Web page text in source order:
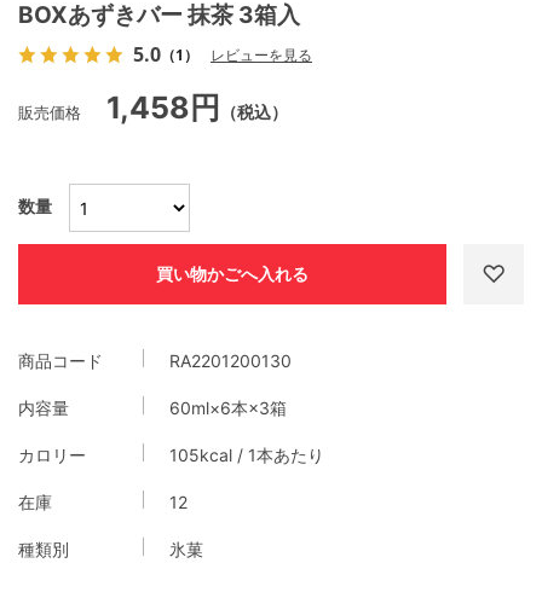
BOXあずきバー 抹茶 3箱入
5.0 （1） レビューを見る
販売価格 1,458円 （税込）
数量
商品コード RA2201200130
内容量 60ml×6本×3箱
カロリー 105kcal / 1本あたり
在庫 12
種類別 氷菓